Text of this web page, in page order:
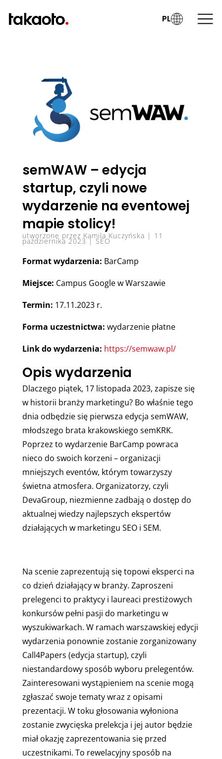
PL
semWAW – edycja
startup, czyli nowe
wydarzenie na eventowej
mapie stolicy!
utworzone przez Kamila Kuczyńska | 11
października 2023|SEO
Format wydarzenia: BarCamp
Miejsce: Campus Google w Warszawie
Termin: 17.11.2023 r.
Forma uczestnictwa: wydarzenie płatne
Link do wydarzenia: https://semwaw.pl/
Opis wydarzenia
Dlaczego piątek, 17 listopada 2023, zapisze się
w historii branży marketingu? Bo właśnie tego
dnia odbędzie się pierwsza edycja semWAW,
młodszego brata krakowskiego semKRK.
Poprzez to wydarzenie BarCamp powraca
nieco do swoich korzeni – organizacji
mniejszych eventów, którym towarzyszy
świetna atmosfera. Organizatorzy, czyli
DevaGroup, niezmienne zadbają o dostęp do
aktualnej wiedzy najlepszych ekspertów
działających w marketingu SEO i SEM.
Na scenie zaprezentują się topowi eksperci na
co dzień działający w branży. Zaproszeni
prelegenci to praktycy i laureaci prestiżowych
konkursów pełni pasji do marketingu w
wyszukiwarkach. W ramach warszawskiej edycji
wydarzenia ponownie zostanie zorganizowany
Call4Papers (edycja startup), czyli
niestandardowy sposób wyboru prelegentów.
Zainteresowani wystąpieniem na scenie mogą
zgłaszać swoje tematy wraz z opisami
prezentacji. W toku głosowania wyłoniona
zostanie zwycięska prelekcja i jej autor będzie
miał okazję zaprezentowania się przed
uczestnikami. To rewelacyjny sposób na